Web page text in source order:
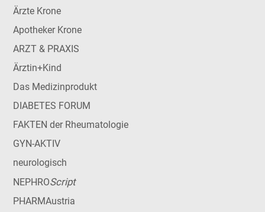
Ärzte Krone
Apotheker Krone
ARZT & PRAXIS
Ärztin+Kind
Das Medizinprodukt
DIABETES FORUM
FAKTEN der Rheumatologie
GYN-AKTIV
neurologisch
NEPHROScript
PHARMAustria